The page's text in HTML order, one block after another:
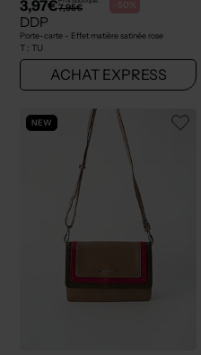
3,97€7,95€ -50%
DDP
Porte-carte - Effet matière satinée rose
T : TU
ACHAT EXPRESS
NEW